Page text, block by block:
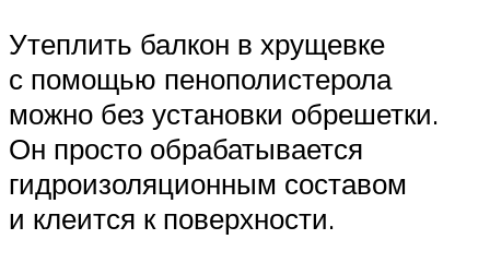
Утеплить балкон в хрущевке
с помощью пенополистерола
можно без установки обрешетки.
Он просто обрабатывается
гидроизоляционным составом
и клеится к поверхности.